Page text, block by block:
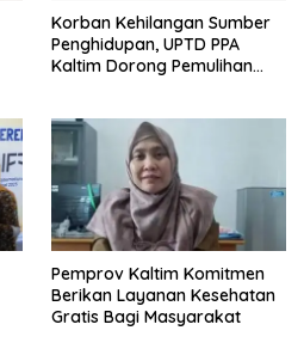
Korban Kehilangan Sumber
Penghidupan, UPTD PPA
Kaltim Dorong Pemulihan
Pemprov Kaltim Komitmen
Berikan Layanan Kesehatan
Gratis Bagi Masyarakat